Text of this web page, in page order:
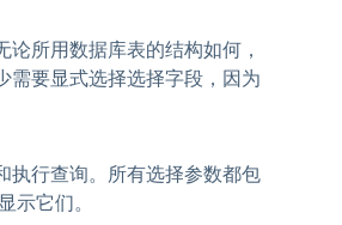
所用数据库表的结构如何，
需要显式选择选择字段，因为
执行查询。所有选择参数都包
示它们。